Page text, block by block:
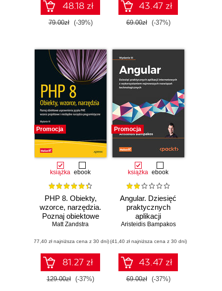
48.18 zł
79.00zł (-39%)
43.47 zł
69.00zł (-37%)
Promocja
książka ebook
PHP 8. Obiekty,
wzorce, narzędzia.
Poznaj obiektowe
usprawnienia
wzorce projektowe
i niezbędne
narzędzia
programistyczne.
Wydanie VI
Matt Zandstra
(77,40 zł najniższa cena z 30 dni)
81.27 zł
129.00zł (-37%)
Promocja
książka ebook
Angular. Dziesięć
praktycznych
aplikacji
internetowych z
najnowszych
rozwiązań
technologicznych.
Wydanie III
Aristeidis Bampakos
(41,40 zł najniższa cena z 30 dni)
43.47 zł
69.00zł (-37%)